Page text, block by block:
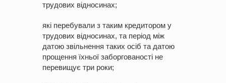
трудових відносинах;
які перебували з таким кредитором у
трудових відносинах, та період між
датою звільнення таких осіб та датою
прощення їхньої заборгованості не
перевищує три роки;